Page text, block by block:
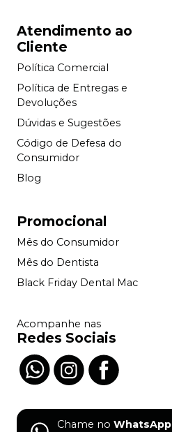
Atendimento ao
Cliente
Política Comercial
Política de Entregas e
Devoluções
Dúvidas e Sugestões
Código de Defesa do
Consumidor
Blog
Promocional
Mês do Consumidor
Mês do Dentista
Black Friday Dental Mac
Acompanhe nas
Redes Sociais
Chame no WhatsApp